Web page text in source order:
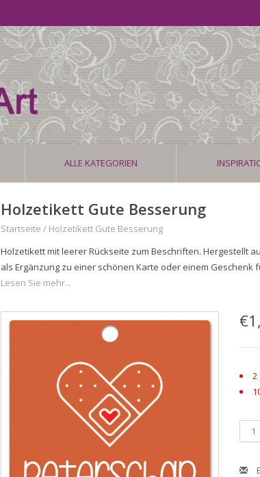
ALLE KATEGORIEN
Holzetikett Gute Besserung
Startseite / Holzetikett Gute Besserung
Holzetikett mit leerer Rückseite zum Beschriften. Hergestellt
als Ergänzung zu einer schönen Karte oder einem Geschenk
Lesen Sie mehr...
2